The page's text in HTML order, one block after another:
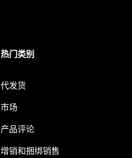
热门类别
代发货
市场
产品评论
增销和捆绑销售